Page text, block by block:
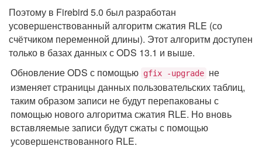
Поэтому в Firebird 5.0 был разработан
усовершенствованный алгоритм сжатия RLE (со
счётчиком переменной длины). Этот алгоритм доступен
только в базах данных с ODS 13.1 и выше.
Обновление ODS с помощью gfix -upgrade не
изменяет страницы данных пользовательских таблиц,
таким образом записи не будут перепакованы с
помощью нового алгоритма сжатия RLE. Но вновь
вставляемые записи будут сжаты с помощью
усовершенствованного RLE.